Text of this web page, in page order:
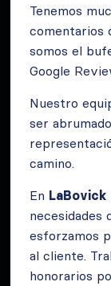
Tenemos
comentarios
somos el
Google
Nuestro
ser
camino.
En LaBovick
necesidades
esforzamos
al cliente.
honorarios